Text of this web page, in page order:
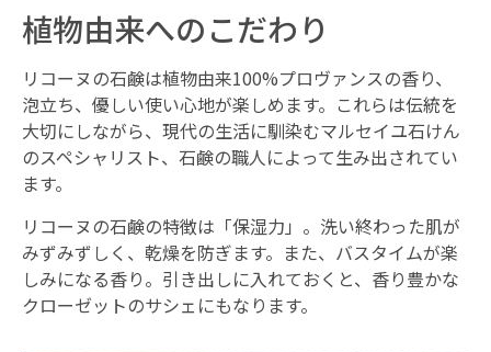
植物由来へのこだわり
リコーヌの石鹸は植物由来100%プロヴァンスの香り、
泡立ち、優しい使い心地が楽しめます。これらは伝統を
大切にしながら、現代の生活に馴染むマルセイユ石けん
のスペシャリスト、石鹸の職人によって生み出されてい
ます。
リコーヌの石鹸の特徴は「保湿力」。洗い終わった肌が
みずみずしく、乾燥を防ぎます。また、バスタイムが楽
しみになる香り。引き出しに入れておくと、香り豊かな
クローゼットのサシェにもなります。